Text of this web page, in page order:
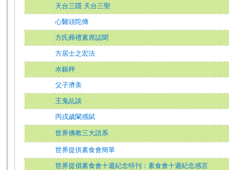
天台三隱 天台三聖
心醫頭陀傳
方氏葬禮素席誌聞
方居士之宏法
水銀秤
父子濟美
王鬼乩談
丙戌歲闌感賦
世界佛教三大語系
世界提供素食會簡單
世界提倡素食會十週紀念特刊：素食會十週紀念感言